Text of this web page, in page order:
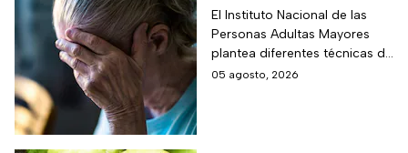
silenciosos que sufre
tu cerebro de forma
natural al envejecer
El Instituto Nacional de las
Personas Adultas Mayores
plantea diferentes técnicas de
estimulación mental para
05 agosto, 2026